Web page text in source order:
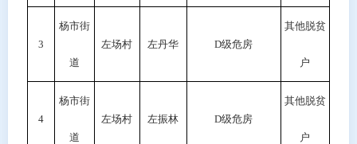
3
杨市街
道
左场村 左丹华 D级危房
其他脱贫
户
4
杨市街
道
左场村 左振林 D级危房
其他脱贫
户